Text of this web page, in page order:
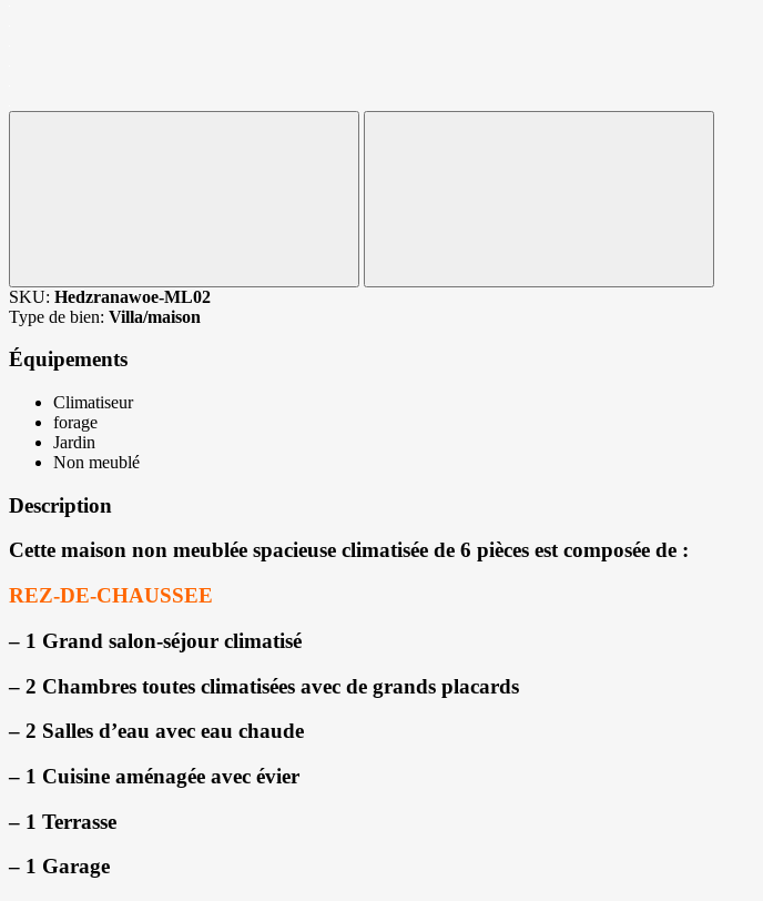
SKU: Hedzranawoe-ML02
Type de bien: Villa/maison
Équipements
Climatiseur
forage
Jardin
Non meublé
Description
Cette maison non meublée spacieuse climatisée de 6 pièces est composée de :
REZ-DE-CHAUSSEE
– 1 Grand salon-séjour climatisé
– 2 Chambres toutes climatisées avec de grands placards
– 2 Salles d’eau avec eau chaude
– 1 Cuisine aménagée avec évier
– 1 Terrasse
– 1 Garage